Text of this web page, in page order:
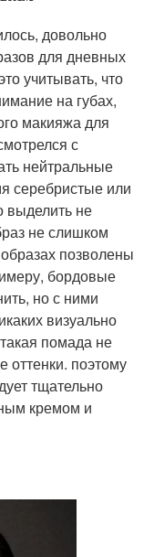
довольно
для дневных
учитывать, что
на губах,
макияжа для
с
нейтральные
серебристые или
выделить не
не слишком
позволены
бордовые
но с ними
визуально
помада не
оттенки. поэтому
тщательно
кремом и